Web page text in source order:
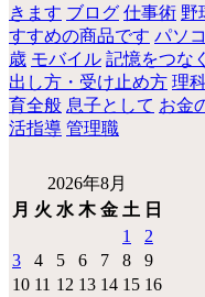
きます ブログ 仕事術 野
すすめの商品です パソ
歳 モバイル 記憶をつな
出し方・受け止め方 理
育全般 息子として お金
活指導 管理職
2026年8月
月 火 水 木 金 土 日
1
2
3
4 5 6 7 8
9
10 11 12 13 14 15 16